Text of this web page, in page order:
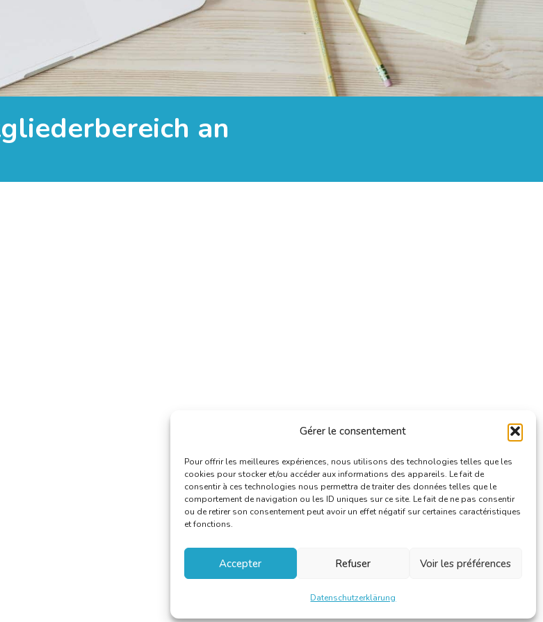
Gérer le consentement
Pour offrir les meilleures expériences, nous utilisons des technologies telles que les
cookies pour stocker et/ou accéder aux informations des appareils. Le fait de
consentir à ces technologies nous permettra de traiter des données telles que le
comportement de navigation ou les ID uniques sur ce site. Le fait de ne pas consentir
ou de retirer son consentement peut avoir un effet négatif sur certaines caractéristiques
et fonctions.
Accepter Refuser Voir les préférences
Datenschutzerklärung
an